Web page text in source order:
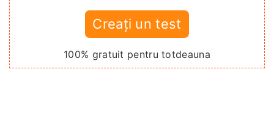
Creați un test
100% gratuit pentru totdeauna